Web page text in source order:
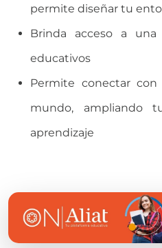
permite diseñar tu
Brinda acceso a una
educativos
Permite conectar
mundo, ampliando
aprendizaje